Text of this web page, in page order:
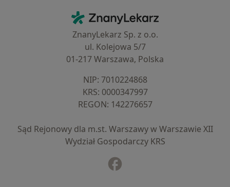
ZnanyLekarz - Strona główna
ZnanyLekarz Sp. z o.o.
ul. Kolejowa 5/7
01-217 Warszawa, Polska
NIP: ⁠7010224868
KRS: ⁠0000347997
REGON: ⁠142276657
Sąd Rejonowy dla m.st. Warszawy w Warszawie XII
Wydział Gospodarczy KRS